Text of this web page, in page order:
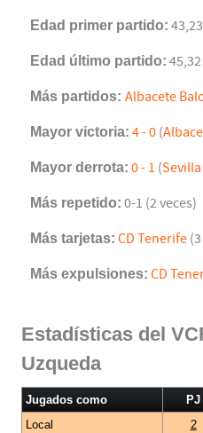
Edad primer partido:
Edad último partido:
Más partidos: Albacete
Mayor victoria: 4 - 0 (
Mayor derrota: 0 - 1 (Sevilla
Más repetido: 0-1 (2 veces)
Más tarjetas: CD Tenerife
Más expulsiones: CD
Estadísticas del
Uzqueda
Jugados como PJ
Local
2